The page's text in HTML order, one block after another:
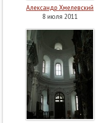
Александр Хмелевский
8 июля 2011